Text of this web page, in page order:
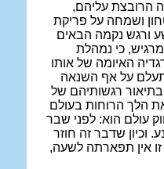
הרובצת עליהם,
ושמחה על פריקת
ורגש נקמה הבאים
כי נמהלת
האיומה של אותו
על אף השנאה
רגשותיהם של
הלך הרוחות בעולם
עולם הוא: לפני שבר
וכיון שדבר זה חוזר
זו אין תפארתה לשעה,